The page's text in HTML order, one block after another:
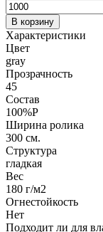
В корзину
Характеристики
Цвет
gray
Прозрачность
45
Состав
100%P
Ширина ролика
300 см.
Структура
гладкая
Вес
180 г/м2
Огнестойкость
Нет
Подходит ли для